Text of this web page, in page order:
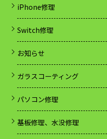
iPhone修理
Switch修理
お知らせ
ガラスコーティング
パソコン修理
基板修理、水没修理